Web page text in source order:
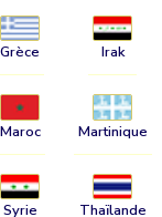
Grèce Irak
Maroc Martinique
Syrie Thaïlande